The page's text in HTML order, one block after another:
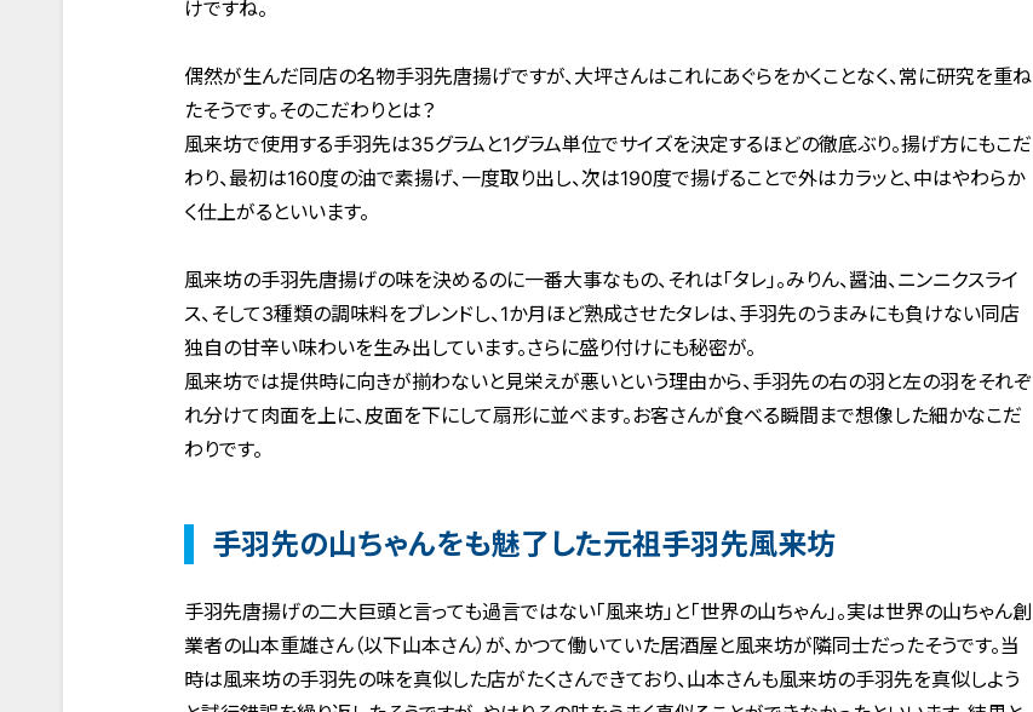
けですね。
偶然が生んだ同店の名物手羽先唐揚げですが、大坪さんはこれにあぐらをかくことなく、常に研究を重ね
たそうです。そのこだわりとは？
風来坊で使用する手羽先は35グラムと1グラム単位でサイズを決定するほどの徹底ぶり。揚げ方にもこだ
わり、最初は160度の油で素揚げ、一度取り出し、次は190度で揚げることで外はカラッと、中はやわらか
く仕上がるといいます。
風来坊の手羽先唐揚げの味を決めるのに一番大事なもの、それは「タレ」。みりん、醤油、ニンニクスライ
ス、そして3種類の調味料をブレンドし、1か月ほど熟成させたタレは、手羽先のうまみにも負けない同店
独自の甘辛い味わいを生み出しています。さらに盛り付けにも秘密が。
風来坊では提供時に向きが揃わないと見栄えが悪いという理由から、手羽先の右の羽と左の羽をそれぞ
れ分けて肉面を上に、皮面を下にして扇形に並べます。お客さんが食べる瞬間まで想像した細かなこだ
わりです。
手羽先の山ちゃんをも魅了した元祖手羽先風来坊
手羽先唐揚げの二大巨頭と言っても過言ではない「風来坊」と「世界の山ちゃん」。実は世界の山ちゃん創
業者の山本重雄さん（以下山本さん）が、かつて働いていた居酒屋と風来坊が隣同士だったそうです。当
時は風来坊の手羽先の味を真似した店がたくさんできており、山本さんも風来坊の手羽先を真似しよう